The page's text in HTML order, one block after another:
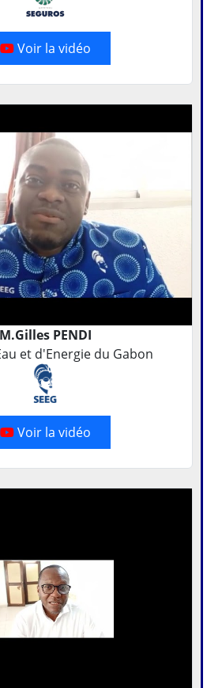
Voir la vidéo
M.Gilles PENDI
et d'Energie du Gabon
Voir la vidéo